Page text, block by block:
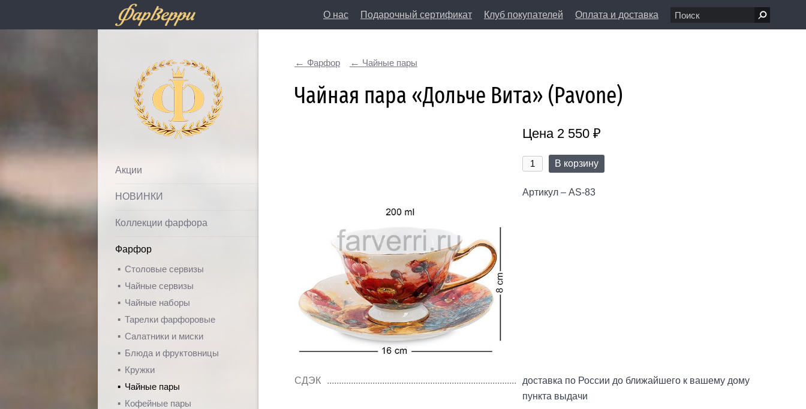
О нас Подарочный сертификат Клуб покупателей Оплата и доставка
Фарфолле
Акции
НОВИНКИ
Коллекции фарфора
Фарфор
Столовые сервизы
Чайные сервизы
Чайные наборы
Тарелки фарфоровые
Салатники и миски
Блюда и фруктовницы
Кружки
Чайные пары
Кофейные пары
Фарфор Чайные пары
Чайная пара «Дольче Вита» (Pavone)
Цена 2 550 ₽
В корзину
Артикул – AS-83
СДЭК
доставка по России до ближайшего к вашему дому
пункта выдачи